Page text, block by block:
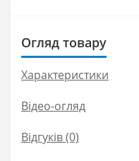
Огляд товару
Характеристики
Відео-огляд
Відгуків (0)